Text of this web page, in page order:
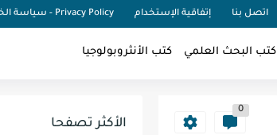
اتصل بنا إتفاقية الإستخدام Privacy Policy - سياسة الخصوصية
كتب البحث العلمي كتب الأنثروبولوجيا
0
الأكثر تصفحا